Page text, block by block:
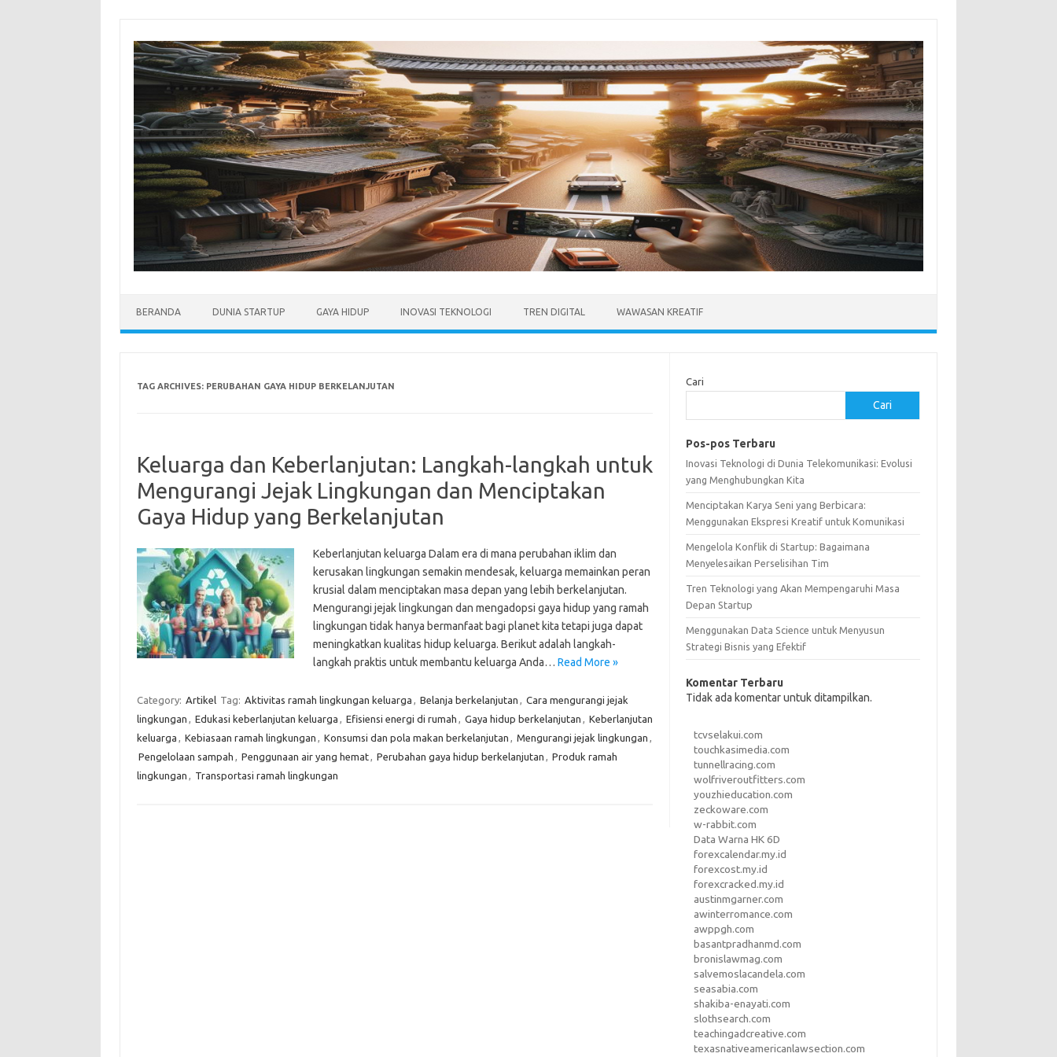
content
BERANDA DUNIA STARTUP GAYA HIDUP INOVASI TEKNOLOGI TREN DIGITAL WAWASAN KREATIF
TAG ARCHIVES: PERUBAHAN GAYA HIDUP BERKELANJUTAN
Keluarga dan Keberlanjutan: Langkah-langkah untuk
Mengurangi Jejak Lingkungan dan Menciptakan
Gaya Hidup yang Berkelanjutan
Keberlanjutan keluarga Dalam era di mana perubahan iklim dan
kerusakan lingkungan semakin mendesak, keluarga memainkan peran
krusial dalam menciptakan masa depan yang lebih berkelanjutan.
Mengurangi jejak lingkungan dan mengadopsi gaya hidup yang ramah
lingkungan tidak hanya bermanfaat bagi planet kita tetapi juga dapat
meningkatkan kualitas hidup keluarga. Berikut adalah langkah-
langkah praktis untuk membantu keluarga Anda… Read More »
Category: Artikel Tag: Aktivitas ramah lingkungan keluarga , Belanja berkelanjutan , Cara mengurangi jejak
lingkungan , Edukasi keberlanjutan keluarga , Efisiensi energi di rumah , Gaya hidup berkelanjutan , Keberlanjutan
keluarga , Kebiasaan ramah lingkungan , Konsumsi dan pola makan berkelanjutan , Mengurangi jejak lingkungan ,
Pengelolaan sampah , Penggunaan air yang hemat, Perubahan gaya hidup berkelanjutan , Produk ramah
lingkungan , Transportasi ramah lingkungan
Cari
Cari
Pos-pos Terbaru
Inovasi Teknologi di Dunia Telekomunikasi: Evolusi
yang Menghubungkan Kita
Menciptakan Karya Seni yang Berbicara:
Menggunakan Ekspresi Kreatif untuk Komunikasi
Mengelola Konflik di Startup: Bagaimana
Menyelesaikan Perselisihan Tim
Tren Teknologi yang Akan Mempengaruhi Masa
Depan Startup
Menggunakan Data Science untuk Menyusun
Strategi Bisnis yang Efektif
Komentar Terbaru
Tidak ada komentar untuk ditampilkan.
tcvselakui.com
touchkasimedia.com
tunnellracing.com
wolfriveroutfitters.com
youzhieducation.com
zeckoware.com
w-rabbit.com
Data Warna HK 6D
forexcalendar.my.id
forexcost.my.id
forexcracked.my.id
austinmgarner.com
awinterromance.com
awppgh.com
basantpradhanmd.com
bronislawmag.com
salvemoslacandela.com
seasabia.com
shakiba-enayati.com
slothsearch.com
teachingadcreative.com
texasnativeamericanlawsection.com